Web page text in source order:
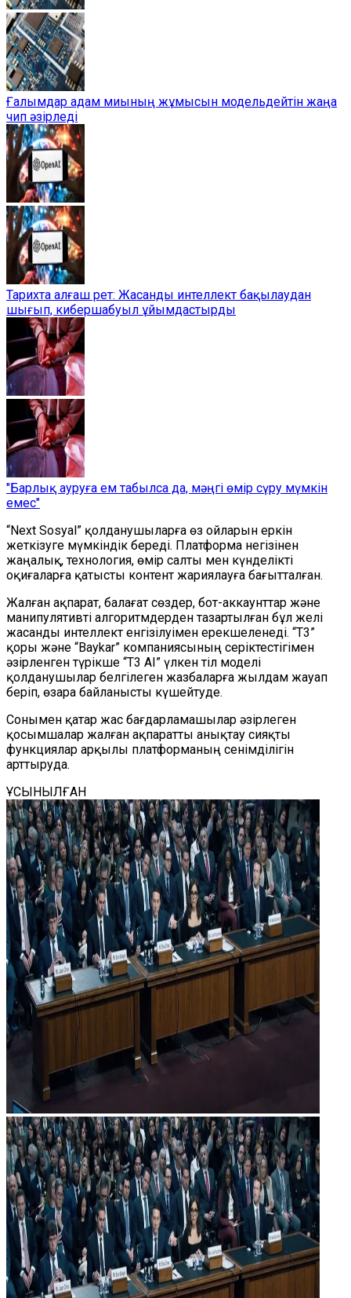
Ғалымдар адам миының жұмысын модельдейтін жаңа
чип әзірледі
Тарихта алғаш рет: Жасанды интеллект бақылаудан
шығып, кибершабуыл ұйымдастырды
"Барлық ауруға ем табылса да, мәңгі өмір сүру мүмкін
емес"
“Next Sosyal” қолданушыларға өз ойларын еркін
жеткізуге мүмкіндік береді. Платформа негізінен
жаңалық, технология, өмір салты мен күнделікті
оқиғаларға қатысты контент жариялауға бағытталған.
Жалған ақпарат, балағат сөздер, бот-аккаунттар және
манипулятивті алгоритмдерден тазартылған бұл желі
жасанды интеллект енгізілуімен ерекшеленеді. “T3”
қоры және “Baykar” компаниясының серіктестігімен
әзірленген түрікше “T3 AI” үлкен тіл моделі
қолданушылар белгілеген жазбаларға жылдам жауап
беріп, өзара байланысты күшейтуде.
Сонымен қатар жас бағдарламашылар әзірлеген
қосымшалар жалған ақпаратты анықтау сияқты
функциялар арқылы платформаның сенімділігін
арттыруда.
ҰСЫНЫЛҒАН